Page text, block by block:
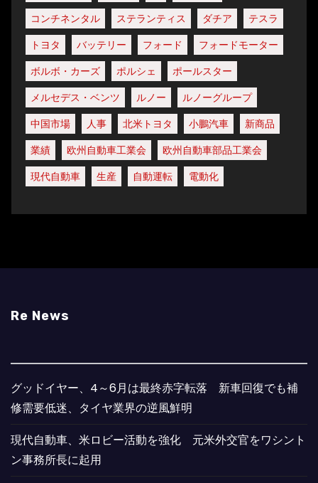
コンチネンタル
ステランティス ダチア
テスラ
トヨタ
バッテリー フォード
フォードモーター
ボルボ・カーズ
ポルシェ
ポールスター
メルセデス・ベンツ
ルノー
ルノーグループ
中国市場
人事 北米トヨタ 小鵬汽車
新商品
業績
欧州自動車工業会
欧州自動車部品工業会
現代自動車
生産 自動運転 電動化
Re News
グッドイヤー、4～6月は最終赤字転落 新車回復でも補
修需要低迷、タイヤ業界の逆風鮮明
現代自動車、米ロビー活動を強化 元米外交官をワシント
ン事務所長に起用